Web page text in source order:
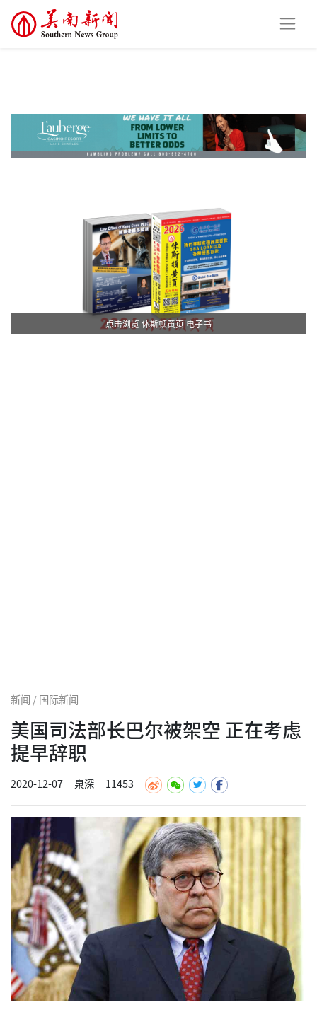
点击浏览 休斯顿黄页 电子书
新闻 / 国际新闻
美国司法部长巴尔被架空 正在考虑
提早辞职
2020-12-07 泉深 11453